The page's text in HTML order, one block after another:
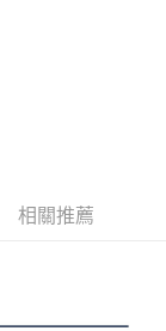
。 讓您購物簡單
相關推薦